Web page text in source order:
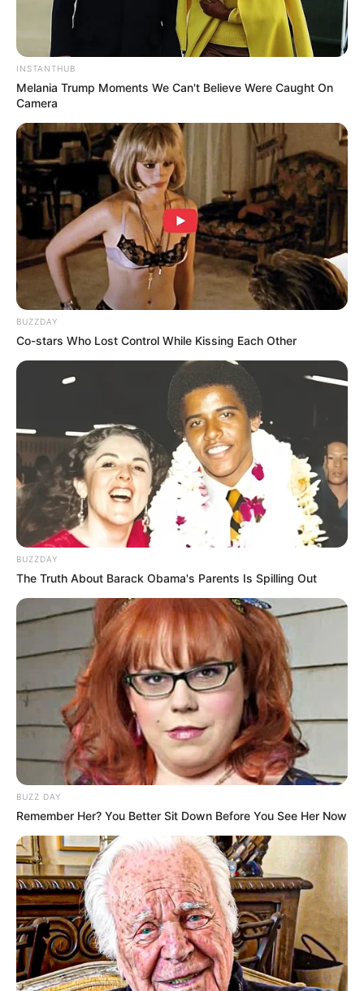
Laras Kinanda Nyimas Ratu Rafa
Shenina Cinnamon Megan Domani
TULIS KOMENTAR
Alamat email Anda tidak akan dipublikasikan. Ruas yang wajib ditandai
INSTANTHUB
Melania Trump Moments We Can't Believe Were Caught On
Camera
BUZZDAY
Co-stars Who Lost Control While Kissing Each Other
BUZZDAY
The Truth About Barack Obama's Parents Is Spilling Out
BUZZ DAY
Remember Her? You Better Sit Down Before You See Her Now